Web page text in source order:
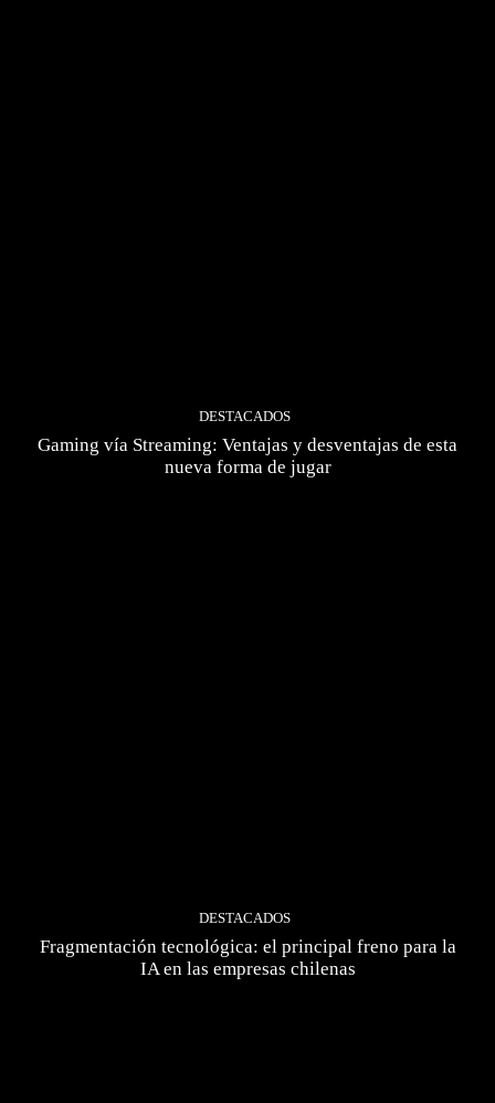
DESTACADOS
Gaming vía Streaming: Ventajas y desventajas de esta
nueva forma de jugar
DESTACADOS
Fragmentación tecnológica: el principal freno para la
IA en las empresas chilenas